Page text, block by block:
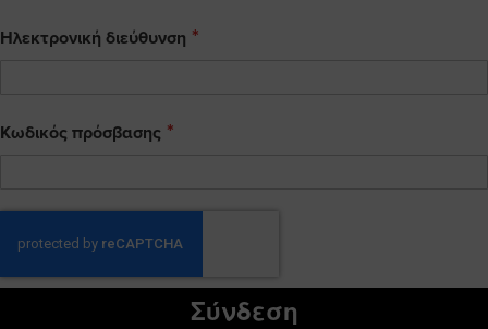
Ηλεκτρονική διεύθυνση
Κωδικός πρόσβασης
Σύνδεση